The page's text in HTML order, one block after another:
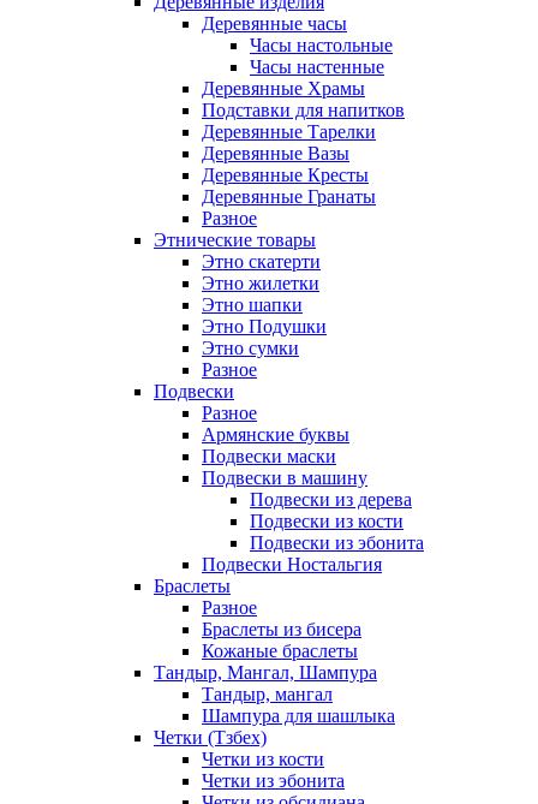
Деревянные часы
Часы настольные
Часы настенные
Деревянные Храмы
Подставки для напитков
Деревянные Тарелки
Деревянные Вазы
Деревянные Кресты
Деревянные Гранаты
Разное
Этнические товары
Этно скатерти
Этно жилетки
Этно шапки
Этно Подушки
Этно сумки
Разное
Подвески
Разное
Армянские буквы
Подвески маски
Подвески в машину
Подвески из дерева
Подвески из кости
Подвески из эбонита
Подвески Ностальгия
Браслеты
Разное
Браслеты из бисера
Кожаные браслеты
Тандыр, Мангал, Шампура
Тандыр, мангал
Шампура для шашлыка
Четки (Тзбех)
Четки из кости
Четки из эбонита